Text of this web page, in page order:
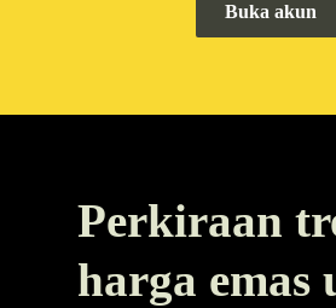
Buka akun
Perkiraan
harga emas